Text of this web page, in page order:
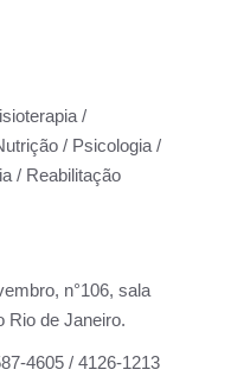
/
/ Psicologia /
/ Reabilitação
n°106, sala
Rio de Janeiro.
4605 / 4126-1213